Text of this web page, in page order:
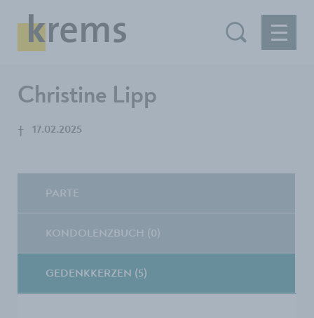
Christine Lipp
† 17.02.2025
PARTE
KONDOLENZBUCH (0)
GEDENKKERZEN (5)